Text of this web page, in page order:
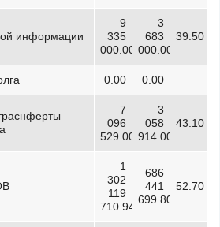
информации
9
335
000.00
3
683
000.00
39.50
0.00 0.00
7
096
529.00
3
058
914.00
43.10
1
302
119
710.94
686
441
699.80
52.70